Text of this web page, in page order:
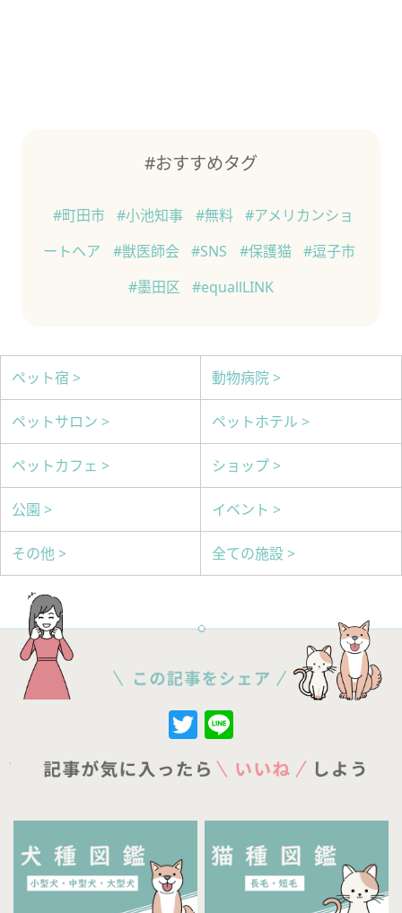
#おすすめタグ
#町田市 #小池知事 #無料
#アメリカンショ
ートヘア
#獣医師会 #SNS #保護猫
#逗子市
#墨田区
#equallLINK
ペット宿 > 動物病院 >
ペットサロン > ペットホテル >
ペットカフェ > ショップ >
公園 > イベント >
その他 > 全ての施設 >
Twitter